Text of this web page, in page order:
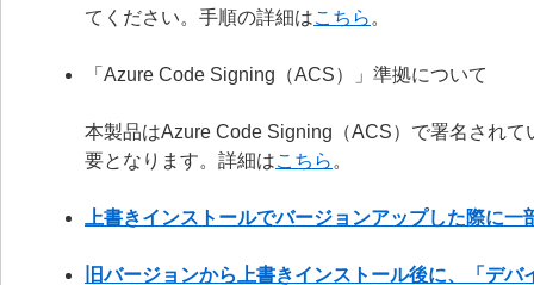
てください。手順の詳細はこちら 。
「Azure Code Signing（ACS）」準拠について
本製品はAzure Code Signing（ACS）で署名され
要となります。詳細はこちら 。
上書きインストールでバージョンアップした際に
旧バージョンから上書きインストール後に、「デ